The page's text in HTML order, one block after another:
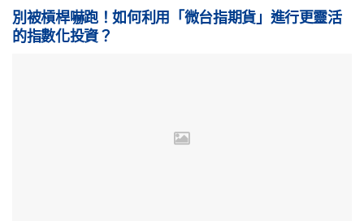
別被槓桿嚇跑！如何利用「微台指期貨」進行更靈活
的指數化投資？